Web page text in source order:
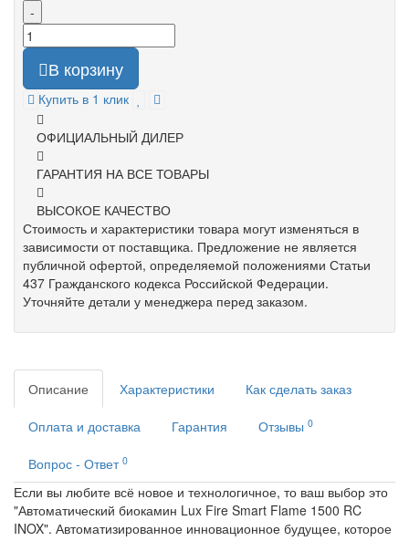
-
В корзину
Купить в 1 клик
ОФИЦИАЛЬНЫЙ ДИЛЕР
ГАРАНТИЯ НА ВСЕ ТОВАРЫ
ВЫСОКОЕ КАЧЕСТВО
Стоимость и характеристики товара могут изменяться в
зависимости от поставщика. Предложение не является
публичной офертой, определяемой положениями Статьи
437 Гражданского кодекса Российской Федерации.
Уточняйте детали у менеджера перед заказом.
Описание Характеристики Как сделать заказ
Оплата и доставка Гарантия Отзывы 0
Вопрос - Ответ 0
Если вы любите всё новое и технологичное, то ваш выбор это
"Автоматический биокамин Lux Fire Smart Flame 1500 RC
INOX". Автоматизированное инновационное будущее, которое